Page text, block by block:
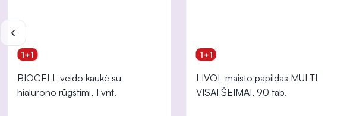
1+1
BIOCELL veido kaukė su
hialurono rūgštimi, 1 vnt.
1+1
LIVOL maisto papildas MULTI
VISAI ŠEIMAI, 90 tab.